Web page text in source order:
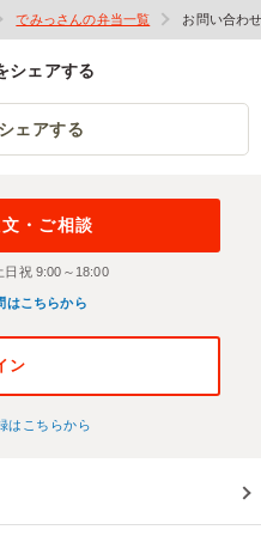
でみっさんの弁当一覧 お問い合わ
シェアする
ェアする
・ご相談
日祝 9:00～18:00
はこちらから
ン
はこちらから